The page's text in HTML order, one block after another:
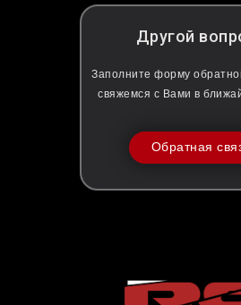
Другой
Заполните форму
свяжемся с Вами в
Обратная